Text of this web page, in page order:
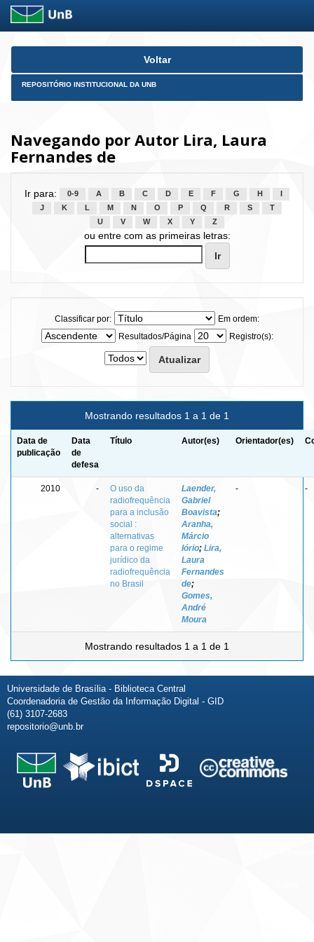
Skip
Voltar
REPOSITÓRIO INSTITUCIONAL DA UNB
Navegando por Autor Lira, Laura
Fernandes de
Ir para: 0-9 A B C D E F G H
J
K L M N O P Q R S
T
U
V W X Y Z
ou entre com as primeiras letras:
Classificar por:
Em ordem:
Resultados/Página
Registro(s):
Mostrando resultados 1 a 1 de 1
Data de
publicação
Data
de
defesa
Título Autor(es) Orientador(es)
2010 -
O uso da
radiofrequência
para a inclusão
social :
alternativas
para o regime
jurídico da
radiofrequência
no Brasil
Laender,
Gabriel
Boavista;
Aranha,
Márcio
Iório; Lira,
Laura
Fernandes
de;
Gomes,
André
Moura
- -
Mostrando resultados 1 a 1 de 1
Universidade de Brasília - Biblioteca Central
Coordenadoria de Gestão da Informação Digital - GID
(61) 3107-2683
repositorio@unb.br